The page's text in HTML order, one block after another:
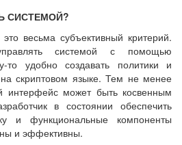
СИСТЕМОЙ?
весьма субъективный критерий.
системой с помощью
то удобно создавать политики и
скриптовом языке. Тем не менее
интерфейс может быть косвенным
в состоянии обеспечить
и функциональные компоненты
и эффективны.